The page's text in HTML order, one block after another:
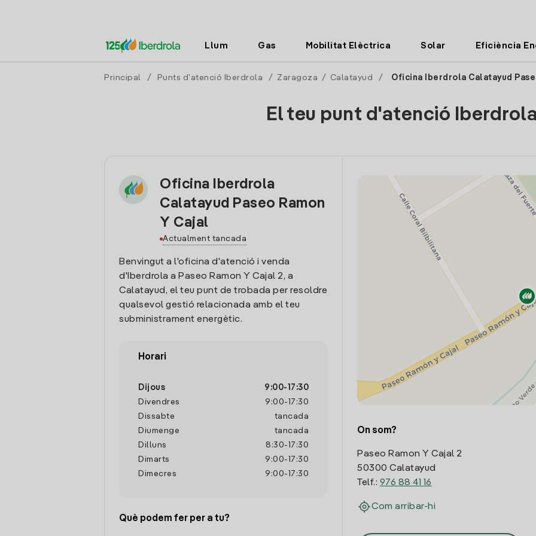
Llum Gas Mobilitat Elèctrica Solar Eficiència
Principal / Punts d'atenció Iberdrola / Zaragoza / Calatayud / Oficina Iberdrola Calatayud
El teu punt d'atenció
Oficina Iberdrola
Calatayud Paseo Ramon
Y Cajal
Actualment tancada
Benvingut a l'oficina d'atenció i venda
d'Iberdrola a Paseo Ramon Y Cajal 2, a
Calatayud, el teu punt de trobada per resoldre
qualsevol gestió relacionada amb el teu
subministrament energètic.
Horari
Dijous 9:00- 17:30
Divendres
9:00- 17:30
Dissabte
tancada
Diumenge
tancada
Dilluns
8:30- 17:30
Dimarts
9:00- 17:30
Dimecres
9:00- 17:30
Què podem fer per a tu?
On som?
Paseo Ramon Y Cajal 2
50300 Calatayud
Telf.: 976 88 41 16
Com arribar-hi